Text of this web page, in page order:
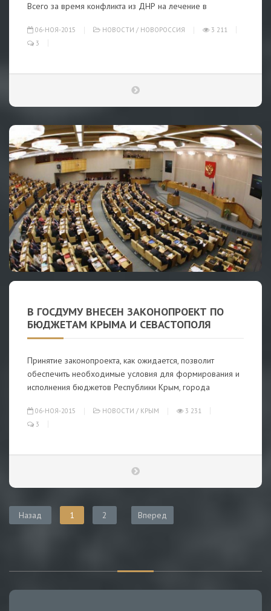
Всего за время конфликта из ДНР на лечение в
06-НОЯ-2015 НОВОСТИ / НОВОРОССИЯ
3 211
3
В ГОСДУМУ ВНЕСЕН ЗАКОНОПРОЕКТ ПО
БЮДЖЕТАМ КРЫМА И СЕВАСТОПОЛЯ
Принятие законопроекта, как ожидается, позволит
обеспечить необходимые условия для формирования и
исполнения бюджетов Республики Крым, города
06-НОЯ-2015 НОВОСТИ / КРЫМ
3 231
3
Назад 1 2 Вперед